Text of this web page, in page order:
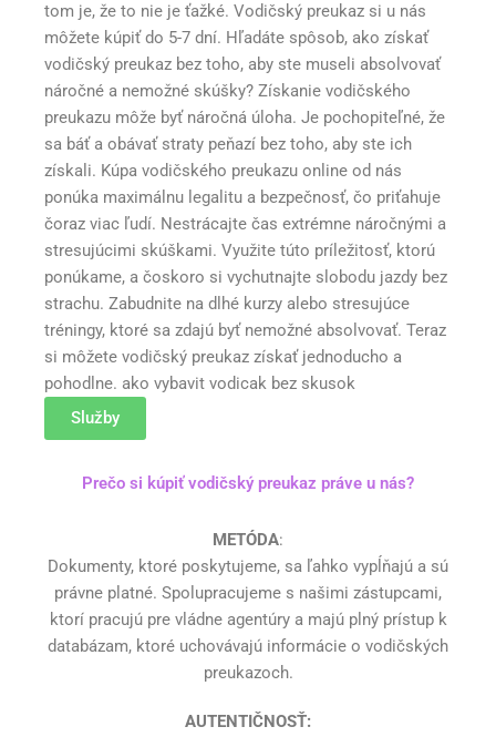
tom je, že to nie je ťažké. Vodičský preukaz si u nás
môžete kúpiť do 5-7 dní. Hľadáte spôsob, ako získať
vodičský preukaz bez toho, aby ste museli absolvovať
náročné a nemožné skúšky? Získanie vodičského
preukazu môže byť náročná úloha. Je pochopiteľné, že
sa báť a obávať straty peňazí bez toho, aby ste ich
získali. Kúpa vodičského preukazu online od nás
ponúka maximálnu legalitu a bezpečnosť, čo priťahuje
čoraz viac ľudí. Nestrácajte čas extrémne náročnými a
stresujúcimi skúškami. Využite túto príležitosť, ktorú
ponúkame, a čoskoro si vychutnajte slobodu jazdy bez
strachu. Zabudnite na dlhé kurzy alebo stresujúce
tréningy, ktoré sa zdajú byť nemožné absolvovať. Teraz
si môžete vodičský preukaz získať jednoducho a
pohodlne. ako vybavit vodicak bez skusok
Služby
Prečo si kúpiť vodičský preukaz práve u nás?
METÓDA:
Dokumenty, ktoré poskytujeme, sa ľahko vypĺňajú a sú
právne platné. Spolupracujeme s našimi zástupcami,
ktorí pracujú pre vládne agentúry a majú plný prístup k
databázam, ktoré uchovávajú informácie o vodičských
preukazoch.
AUTENTIČNOSŤ: